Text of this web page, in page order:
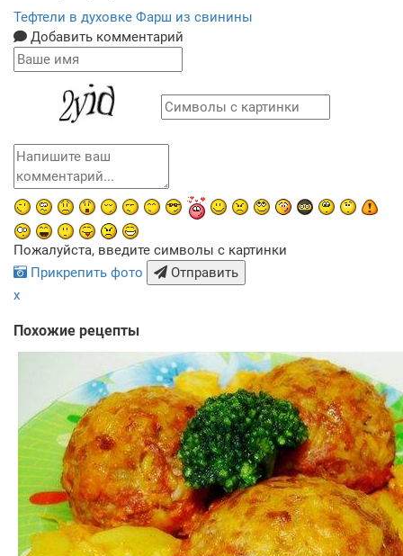
Тефтели в духовке Фарш из свинины
Добавить комментарий
Пожалуйста, введите символы с картинки
Прикрепить фото
Отправить
x
Похожие рецепты